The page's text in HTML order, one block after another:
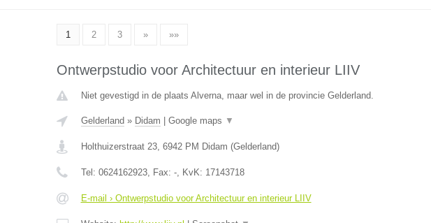
1 2 3 » »»
Ontwerpstudio voor Architectuur en interieur LIIV
Niet gevestigd in de plaats Alverna, maar wel in de provincie Gelderland.
Gelderland » Didam Google maps ▼
Holthuizerstraat 23, 6942 PM Didam (Gelderland)
Tel: 0624162923, Fax: -, KvK: 17143718
E-mail › Ontwerpstudio voor Architectuur en interieur LIIV